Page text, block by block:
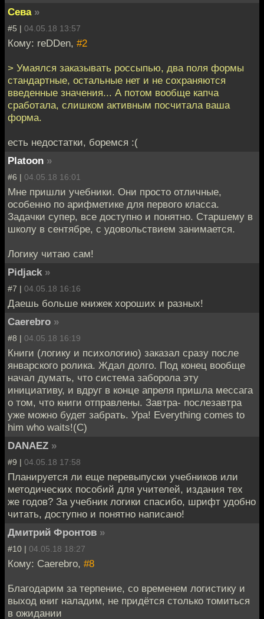
Сева »
#5 | 04.05.18 13:57
Кому: reDDen, #2
> Умаялся заказывать россыпью, два поля формы
стандартные, остальные нет и не сохраняются
введенные значения... А потом вообще капча
сработала, слишком активным посчитала ваша
форма.
есть недостатки, боремся :(
Platoon »
#6 | 04.05.18 16:01
Мне пришли учебники. Они просто отличные,
особенно по арифметике для первого класса.
Задачки супер, все доступно и понятно. Старшему в
школу в сентябре, с удовольствием занимается.
Логику читаю сам!
Pidjack »
#7 | 04.05.18 16:16
Даешь больше книжек хороших и разных!
Caerebro »
#8 | 04.05.18 16:19
Книги (логику и психологию) заказал сразу после
январского ролика. Ждал долго. Под конец вообще
начал думать, что система заборола эту
инициативу, и вдруг в конце апреля пришла мессага
о том, что книги отправлены. Завтра- послезавтра
уже можно будет забрать. Ура! Everything comes to
him who waits!(C)
DANAEZ »
#9 | 04.05.18 17:58
Планируется ли еще перевыпуски учебников или
методических пособий для учителей, издания тех
же годов? За учебник логики спасибо, шрифт удобно
читать, доступно и понятно написано!
Дмитрий Фронтов »
#10 | 04.05.18 18:27
Кому: Caerebro, #8
Благодарим за терпение, со временем логистику и
выход книг наладим, не придётся столько томиться
в ожидании